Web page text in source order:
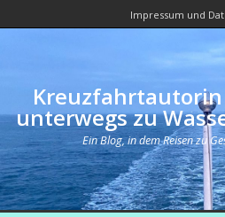
Impressum und
Kreuzfahrtautorin
unterwegs zu
Ein Blog, in dem Reisen zu